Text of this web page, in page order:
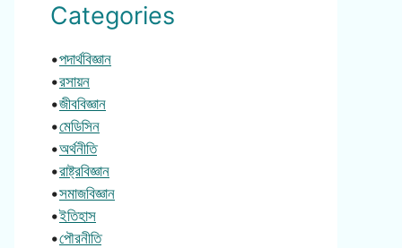
Categories
•পদার্থবিজ্ঞান
•রসায়ন
•জীববিজ্ঞান
•মেডিসিন
•অর্থনীতি
•রাষ্ট্রবিজ্ঞান
•সমাজবিজ্ঞান
•ইতিহাস
•পৌরনীতি